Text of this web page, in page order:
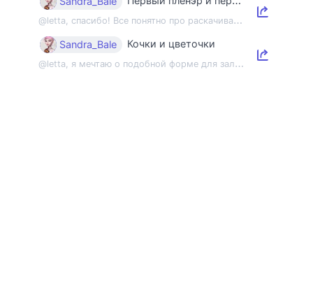
@
letta, спасибо! Все понятно про раскачивание пленэрной мышцы, но напомнить об э...
Sandra_Bale Кочки и цветочки
@
letta, я мечтаю о подобной форме для зала 😂